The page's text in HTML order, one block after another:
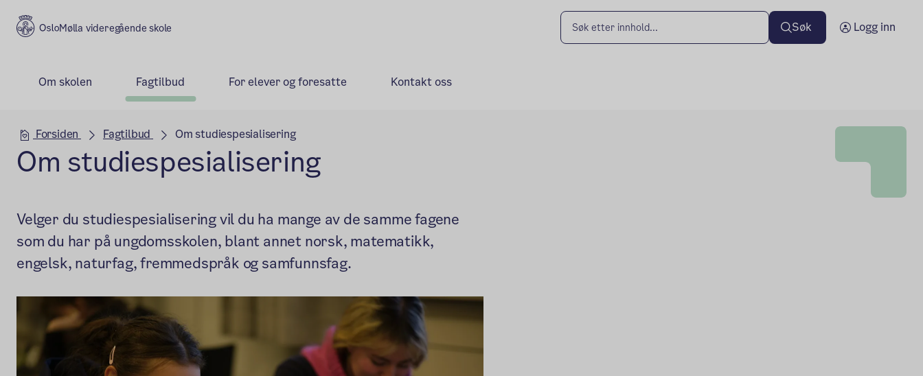
Mølla videregående skole Søk Logg inn
Om skolen Fagtilbud For elever og foresatte Kontakt oss
Hovedseksjon
Forsiden Fagtilbud Om studiespesialisering
Om studiespesialisering
Velger du studiespesialisering vil du ha mange av de samme fagene
som du har på ungdomsskolen, blant annet norsk, matematikk,
engelsk, naturfag, fremmedspråk og samfunnsfag.